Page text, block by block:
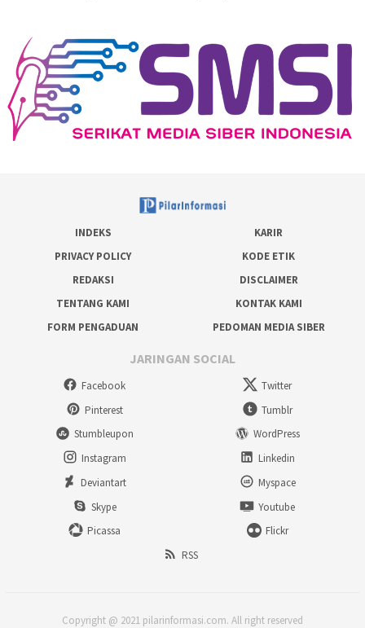
INDEKS
KARIR
PRIVACY POLICY
KODE ETIK
REDAKSI
DISCLAIMER
TENTANG KAMI
KONTAK KAMI
FORM PENGADUAN
PEDOMAN MEDIA SIBER
JARINGAN SOCIAL
Facebook
Twitter
Pinterest
Tumblr
Stumbleupon
WordPress
Instagram
Linkedin
Deviantart
Myspace
Skype
Youtube
Picassa
Flickr
RSS
Copyright @ 2021 pilarinformasi.com. All right reserved